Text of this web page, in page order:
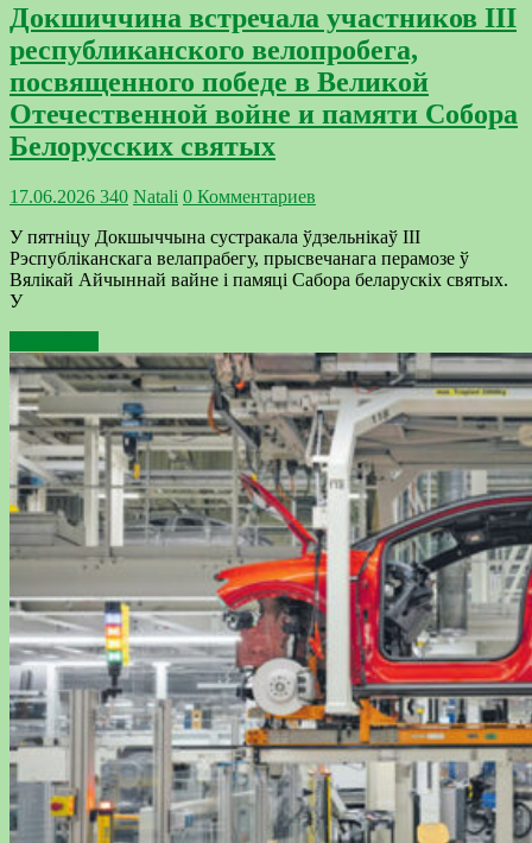
Докшиччина встречала участников ІІІ
республиканского велопробега,
посвященного победе в Великой
Отечественной войне и памяти Собора
Белорусских святых
17.06.2026 340 Natali 0 Комментариев
У пятніцу Докшыччына сустракала ўдзельнікаў ІІІ
Рэспубліканскага велапрабегу, прысвечанага перамозе ў
Вялікай Айчыннай вайне і памяці Сабора беларускіх святых.
У